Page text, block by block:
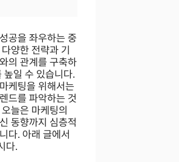
공을 좌우하는 중
양한 전략과 기
의 관계를 구축하
높일 수 있습니다.
케팅을 위해서는
드를 파악하는 것
늘은 마케팅의
동향까지 심층적
다. 아래 글에서
다.